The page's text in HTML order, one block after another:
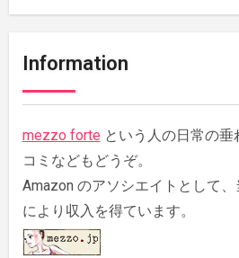
Information
mezzo forte という人の日常の
コミなどもどうぞ。
Amazon のアソシエイトとして
により収入を得ています。